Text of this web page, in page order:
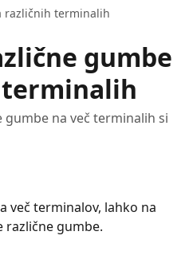
različnih terminalih
gumbe
gumbe na več terminalih si
več terminalov, lahko na
različne gumbe.